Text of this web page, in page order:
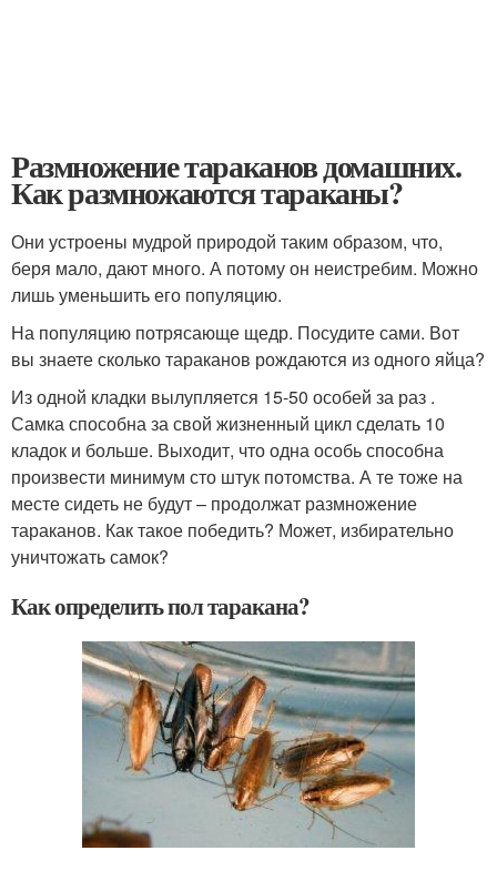
Размножение тараканов домашних.
Как размножаются тараканы?
Они устроены мудрой природой таким образом, что,
беря мало, дают много. А потому он неистребим. Можно
лишь уменьшить его популяцию.
На популяцию потрясающе щедр. Посудите сами. Вот
вы знаете сколько тараканов рождаются из одного яйца?
Из одной кладки вылупляется 15-50 особей за раз .
Самка способна за свой жизненный цикл сделать 10
кладок и больше. Выходит, что одна особь способна
произвести минимум сто штук потомства. А те тоже на
месте сидеть не будут – продолжат размножение
тараканов. Как такое победить? Может, избирательно
уничтожать самок?
Как определить пол таракана?